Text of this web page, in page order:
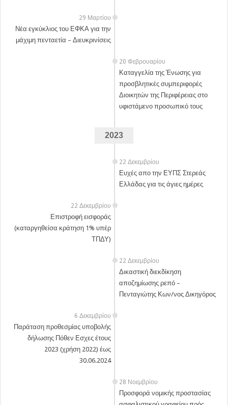
29 Μαρτίου
Νέα εγκύκλιος του ΕΦΚΑ για την
μάχιμη πενταετία – Διευκρινίσεις
20 Φεβρουαρίου
Καταγγελία της Ένωσης για
προσβλητικές συμπεριφορές
Διοικητών της Περιφέρειας στο
υφιστάμενο προσωπικό τους
2023
22 Δεκεμβρίου
Ευχές απο την ΕΥΠΣ Στερεάς
Ελλάδας για τις άγιες ημέρες
22 Δεκεμβρίου
Επιστροφή εισφοράς
(καταργηθείσα κράτηση 1% υπέρ
ΤΠΔΥ)
22 Δεκεμβρίου
Δικαστική διεκδίκηση
αποζημίωσης ρεπό –
Πενταγιώτης Κων/νος Δικηγόρος
6 Δεκεμβρίου
Παράταση προθεσμίας υποβολής
δήλωσης Πόθεν Εσχες έτους
2023 (χρήση 2022) έως
30.06.2024
28 Νοεμβρίου
Προσφορά νομικής προστασίας